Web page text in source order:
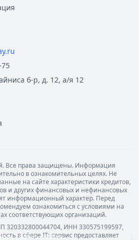
б-р, д. 12, а/я 12
Все права защищены. Информация
в ознакомительных целях. Не
на сайте характеристики кредитов,
и других финансовых и нефинансовых
информационный характер. Перед
ознакомиться с условиями на
соответствующих организаций.
320332800044704, ИНН 330575199597,
в сфере IT: сервис предоставляет
cookie-файлы.